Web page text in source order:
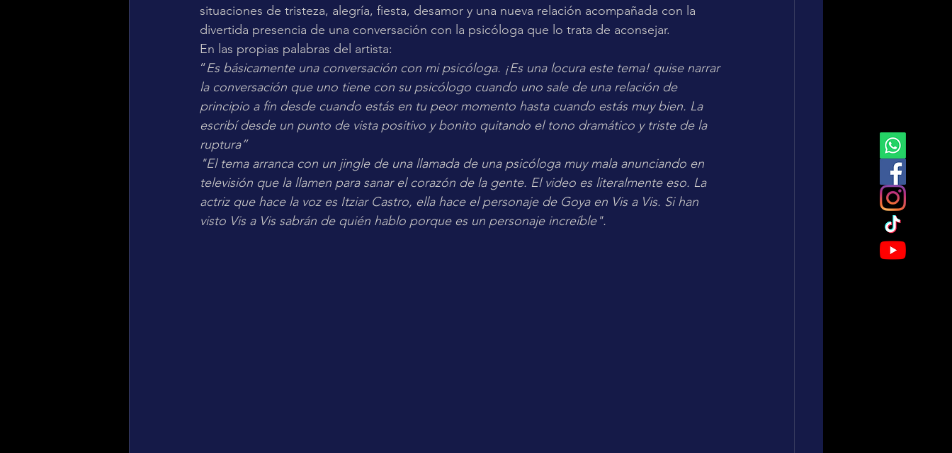
situaciones de tristeza, alegría, fiesta, desamor y una nueva relación acompañada con la
divertida presencia de una conversación con la psicóloga que lo trata de aconsejar.
En las propias palabras del artista:
“Es básicamente una conversación con mi psicóloga. ¡Es una locura este tema! quise narrar
la conversación que uno tiene con su psicólogo cuando uno sale de una relación de
principio a fin desde cuando estás en tu peor momento hasta cuando estás muy bien. La
escribí desde un punto de vista positivo y bonito quitando el tono dramático y triste de la
ruptura”
"El tema arranca con un jingle de una llamada de una psicóloga muy mala anunciando en
televisión que la llamen para sanar el corazón de la gente. El video es literalmente eso. La
actriz que hace la voz es Itziar Castro, ella hace el personaje de Goya en Vis a Vis. Si han
visto Vis a Vis sabrán de quién hablo porque es un personaje increíble".